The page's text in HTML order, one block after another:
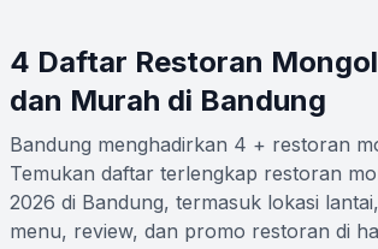
4 Daftar Restoran
dan Murah di Bandung
Bandung menghadirkan 4 + restoran
Temukan daftar terlengkap restoran
2026 di Bandung, termasuk lokasi
menu, review, dan promo restoran di